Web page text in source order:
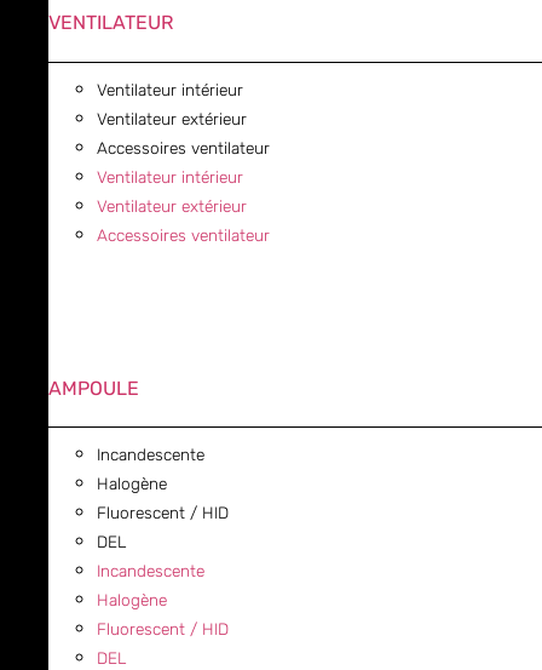
VENTILATEUR
Ventilateur intérieur
Ventilateur extérieur
Accessoires ventilateur
Ventilateur intérieur
Ventilateur extérieur
Accessoires ventilateur
AMPOULE
Incandescente
Halogène
Fluorescent / HID
DEL
Incandescente
Halogène
Fluorescent / HID
DEL